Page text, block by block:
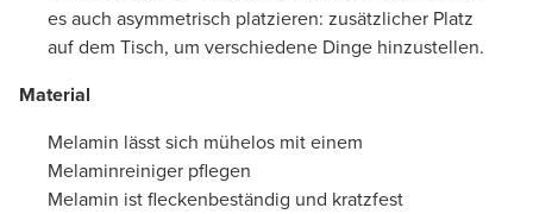
es auch asymmetrisch platzieren: zusätzlicher Platz
auf dem Tisch, um verschiedene Dinge hinzustellen.
Material
Melamin lässt sich mühelos mit einem
Melaminreiniger pflegen
Melamin ist fleckenbeständig und kratzfest